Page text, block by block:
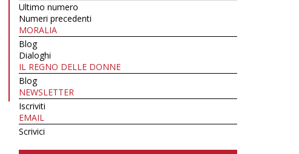
Ultimo numero
Numeri precedenti
MORALIA
Blog
Dialoghi
IL REGNO DELLE DONNE
Blog
NEWSLETTER
Iscriviti
EMAIL
Scrivici